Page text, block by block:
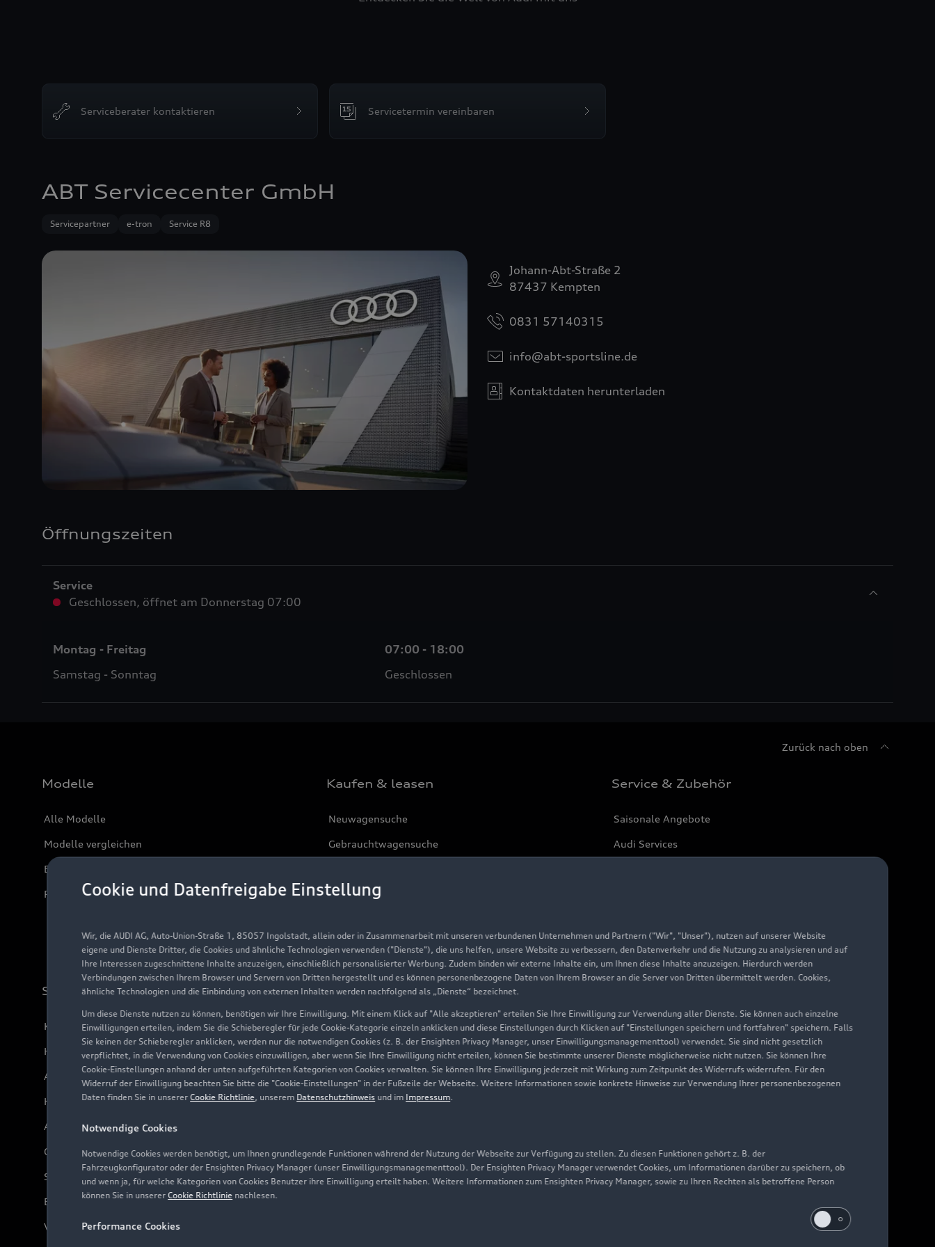
Cookie und Datenfreigabe Einstellung
Wir, die AUDI AG, Auto-Union-Straße 1, 85057 Ingolstadt, allein oder in Zusammenarbeit mit unseren verbundenen Unternehmen und Partnern ("Wir", "Unser"), nutzen auf unserer Website
eigene und Dienste Dritter, die Cookies und ähnliche Technologien verwenden ("Dienste"), die uns helfen, unsere Website zu verbessern, den Datenverkehr und die Nutzung zu analysieren und auf
Ihre Interessen zugeschnittene Inhalte anzuzeigen, einschließlich personalisierter Werbung. Zudem binden wir externe Inhalte ein, um Ihnen diese Inhalte anzuzeigen. Hierdurch werden
Verbindungen zwischen Ihrem Browser und Servern von Dritten hergestellt und es können personenbezogene Daten von Ihrem Browser an die Server von Dritten übermittelt werden. Cookies,
ähnliche Technologien und die Einbindung von externen Inhalten werden nachfolgend als „Dienste“ bezeichnet.
Um diese Dienste nutzen zu können, benötigen wir Ihre Einwilligung. Mit einem Klick auf "Alle akzeptieren" erteilen Sie Ihre Einwilligung zur Verwendung aller Dienste. Sie können auch einzelne
Einwilligungen erteilen, indem Sie die Schieberegler für jede Cookie-Kategorie einzeln anklicken und diese Einstellungen durch Klicken auf "Einstellungen speichern und fortfahren" speichern. Falls
Sie keinen der Schieberegler anklicken, werden nur die notwendigen Cookies (z. B. der Ensighten Privacy Manager, unser Einwilligungsmanagementtool) verwendet. Sie sind nicht gesetzlich
verpflichtet, in die Verwendung von Cookies einzuwilligen, aber wenn Sie Ihre Einwilligung nicht erteilen, können Sie bestimmte unserer Dienste möglicherweise nicht nutzen. Sie können Ihre
Cookie-Einstellungen anhand der unten aufgeführten Kategorien von Cookies verwalten. Sie können Ihre Einwilligung jederzeit mit Wirkung zum Zeitpunkt des Widerrufs widerrufen. Für den
Widerruf der Einwilligung beachten Sie bitte die "Cookie-Einstellungen" in der Fußzeile der Webseite. Weitere Informationen sowie konkrete Hinweise zur Verwendung Ihrer personenbezogenen
Daten finden Sie in unsererCookie Richtlinie, unserem Datenschutzhinweis und im Impressum.
Notwendige Cookies
Notwendige Cookies werden benötigt, um Ihnen grundlegende Funktionen während der Nutzung der Webseite zur Verfügung zu stellen. Zu diesen Funktionen gehört z. B. der
Fahrzeugkonfigurator oder der Ensighten Privacy Manager (unser Einwilligungsmanagementtool). Der Ensighten Privacy Manager verwendet Cookies, um Informationen darüber zu speichern, ob
und wenn ja, für welche Kategorien von Cookies Benutzer ihre Einwilligung erteilt haben. Weitere Informationen zum Ensighten Privacy Manager, sowie zu Ihren Rechten als betroffene Person
können Sie in unsererCookie Richtlinie nachlesen.
Performance Cookies
Serviceberater kontaktieren Servicetermin vereinbaren
ABT Servicecenter GmbH
Servicepartner e-tron Service R8
Johann-Abt-Straße 2
87437 Kempten
0831 57140315
info@abt-sportsline.de
Kontaktdaten herunterladen
Öffnungszeiten
Service
Geschlossen, öffnet am Donnerstag 07:00
Montag - Freitag
07:00 - 18:00
Samstag - Sonntag
Geschlossen
Zurück nach oben
Modelle
Alle Modelle
Modelle vergleichen
Elektromodelle
Plug-in-Hybride
Kaufen & leasen
Neuwagensuche
Gebrauchtwagensuche
Finanzierung
Geschäftskunden
Service & Zubehör
Saisonale Angebote
Audi Services
Support
Kundenservice
Händlersuche
Audi Code
Häufige Fragen (FAQ)
Audi Online Beratung
Online-Terminvereinbarung
Servicekontakt
Bordbuch & Bedienungsanleitungen
Verträge kündigen
Über Audi
Unternehmen
Karriere
Investor Relations
Presse & Media Center
Audi erleben
Newsletter